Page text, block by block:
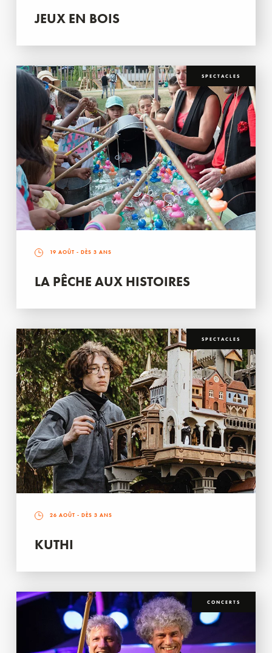
JEUX EN BOIS
SPECTACLES
19 AOÛT - DÈS 3 ANS
LA PÊCHE AUX HISTOIRES
SPECTACLES
26 AOÛT - DÈS 3 ANS
KUTHI
CONCERTS